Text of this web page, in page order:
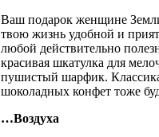
Ваш подарок женщине
твою жизнь удобной и
любой действительно
красивая шкатулка для
пушистый шарфик.
шоколадных конфет тоже
…Воздуха